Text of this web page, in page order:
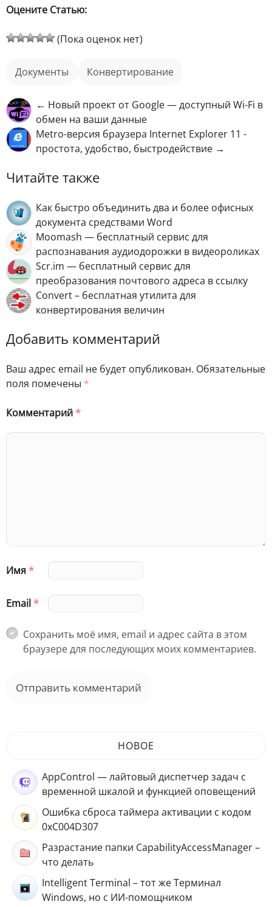
Оцените Статью:
(Пока оценок нет)
документы конвертирование
← Новый проект от Google — доступный Wi-Fi в
обмен на ваши данные
Metro-версия браузера Internet Explorer 11 -
простота, удобство, быстродействие →
Читайте также
Как быстро объединить два и более офисных
документа средствами Word
Moomash — бесплатный сервис для
распознавания аудиодорожки в видеороликах
Scr.im — бесплатный сервис для
преобразования почтового адреса в ссылку
Convert – бесплатная утилита для
конвертирования величин
Добавить комментарий
Ваш адрес email не будет опубликован. Обязательные
поля помечены *
Комментарий*
Имя*
Email*
Сохранить моё имя, email и адрес сайта в этом
браузере для последующих моих комментариев.
НОВОЕ
AppControl — лайтовый диспетчер задач с
временной шкалой и функцией оповещений
Ошибка сброса таймера активации с кодом
0xC004D307
Разрастание папки CapabilityAccessManager –
что делать
Intelligent Terminal – тот же Терминал
Windows, но с ИИ-помощником